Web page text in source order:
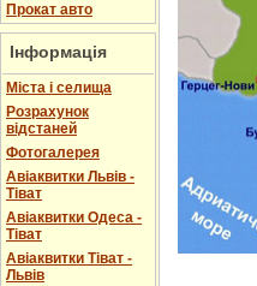
Прокат авто
Інформація
Міста і селища
Розрахунок
відстаней
Фотогалерея
Авіаквитки Львів -
Тіват
Авіаквитки Одеса -
Тіват
Авіаквитки Тіват -
Львів